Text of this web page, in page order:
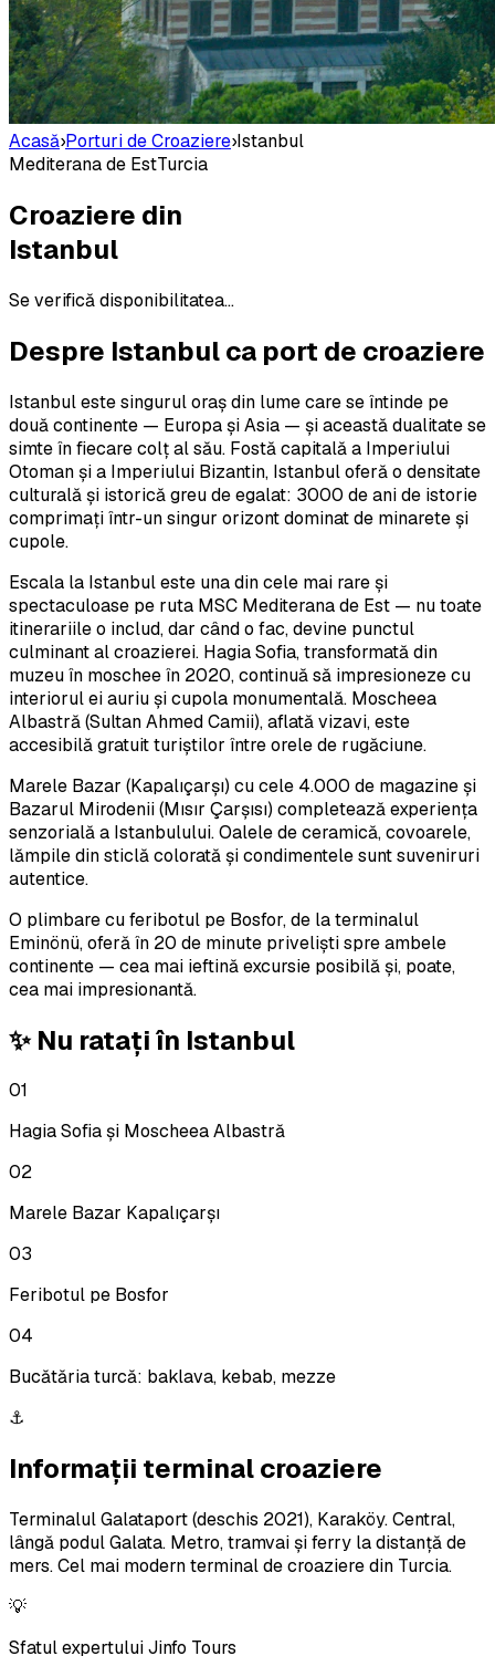
Acasă›Porturi de Croaziere›Istanbul
Mediterana de EstTurcia
Croaziere din
Istanbul
Se verifică disponibilitatea...
Despre Istanbulca port de croaziere
Istanbul este singurul oraș din lume care se întinde pe
două continente — Europa și Asia — și această dualitate se
simte în fiecare colț al său. Fostă capitală a Imperiului
Otoman și a Imperiului Bizantin, Istanbul oferă o densitate
culturală și istorică greu de egalat: 3000 de ani de istorie
comprimați într-un singur orizont dominat de minarete și
cupole.
Escala la Istanbul este una din cele mai rare și
spectaculoase pe ruta MSC Mediterana de Est — nu toate
itinerariile o includ, dar când o fac, devine punctul
culminant al croazierei. Hagia Sofia, transformată din
muzeu în moschee în 2020, continuă să impresioneze cu
interiorul ei auriu și cupola monumentală. Moscheea
Albastră (Sultan Ahmed Camii), aflată vizavi, este
accesibilă gratuit turiștilor între orele de rugăciune.
Marele Bazar (Kapalıçarşı) cu cele 4.000 de magazine și
Bazarul Mirodenii (Mısır Çarşısı) completează experiența
senzorială a Istanbulului. Oalele de ceramică, covoarele,
lămpile din sticlă colorată și condimentele sunt suveniruri
autentice.
O plimbare cu feribotul pe Bosfor, de la terminalul
Eminönü, oferă în 20 de minute priveliști spre ambele
continente — cea mai ieftină excursie posibilă și, poate,
cea mai impresionantă.
✨ Nu ratați în Istanbul
01
Hagia Sofia și Moscheea Albastră
02
Marele Bazar Kapalıçarşı
03
Feribotul pe Bosfor
04
Bucătăria turcă: baklava, kebab, mezze
⚓
Informații terminal croaziere
Terminalul Galataport (deschis 2021), Karaköy. Central,
lângă podul Galata. Metro, tramvai și ferry la distanță de
mers. Cel mai modern terminal de croaziere din Turcia.
💡
Sfatul expertului Jinfo Tours